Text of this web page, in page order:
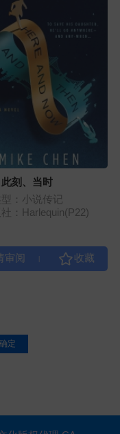
刻、当时
型：小说传记
社：Harlequin(P22)
确定